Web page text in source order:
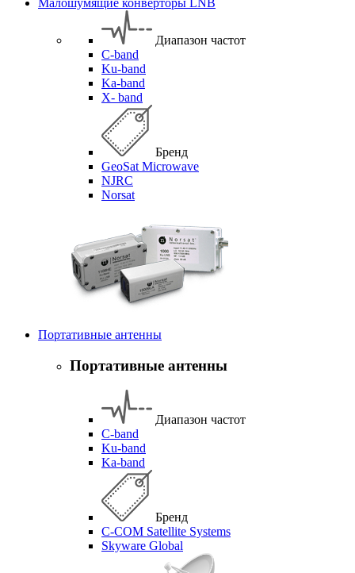
Малошумящие конверторы LNB
Диапазон частот
C-band
Ku-band
Ka-band
X- band
Бренд
GeoSat Microwave
NJRC
Norsat
Портативные антенны
Портативные антенны
Диапазон частот
C-band
Ku-band
Ka-band
Бренд
C-COM Satellite Systems
Skyware Global